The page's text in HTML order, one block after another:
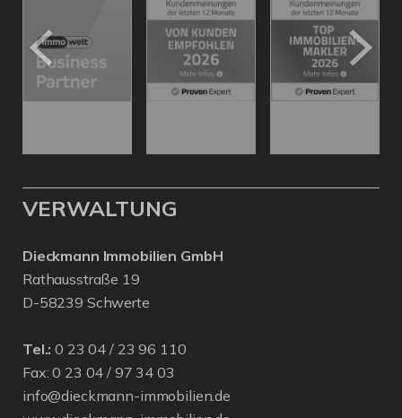
VERWALTUNG
Dieckmann Immobilien GmbH
Rathausstraße 19
D-58239 Schwerte
Tel.: 0 23 04 / 23 96 110
Fax: 0 23 04 / 97 34 03
info@dieckmann-immobilien.de